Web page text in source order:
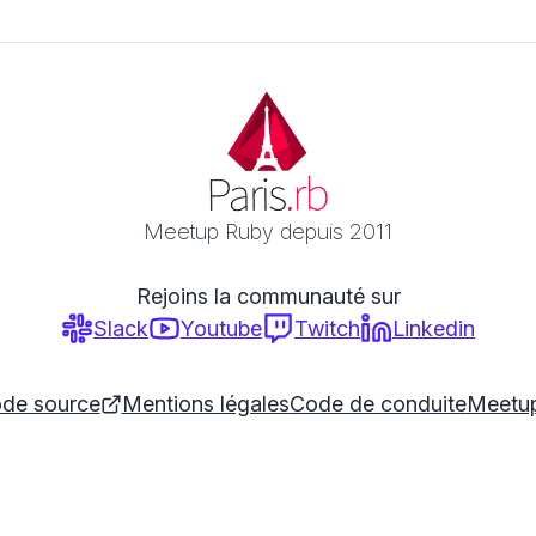
Meetup Ruby depuis 2011
Rejoins la communauté sur
Slack
Youtube Twitch Linkedin
source Mentions légalesCode de conduite